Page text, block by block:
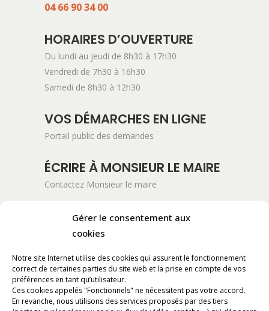
Gérer le consentement aux
cookies
Notre site Internet utilise des cookies qui assurent le fonctionnement
correct de certaines parties du site web et la prise en compte de vos
préférences en tant qu’utilisateur.
Ces cookies appelés "Fonctionnels" ne nécessitent pas votre accord.
En revanche, nous utilisons des services proposés par des tiers
04 66 90 34 00
HORAIRES D’OUVERTURE
Du lundi au jeudi de 8h30 à 17h30
Vendredi de 7h30 à 16h30
Samedi de 8h30 à 12h30
VOS DÉMARCHES EN LIGNE
Portail public des demandes
ÉCRIRE À MONSIEUR LE MAIRE
Contactez Monsieur le maire
ADRESSE POSTALE
Mairie de Pont-Saint-Esprit
BP 11061
30130 Pont-Saint-Esprit